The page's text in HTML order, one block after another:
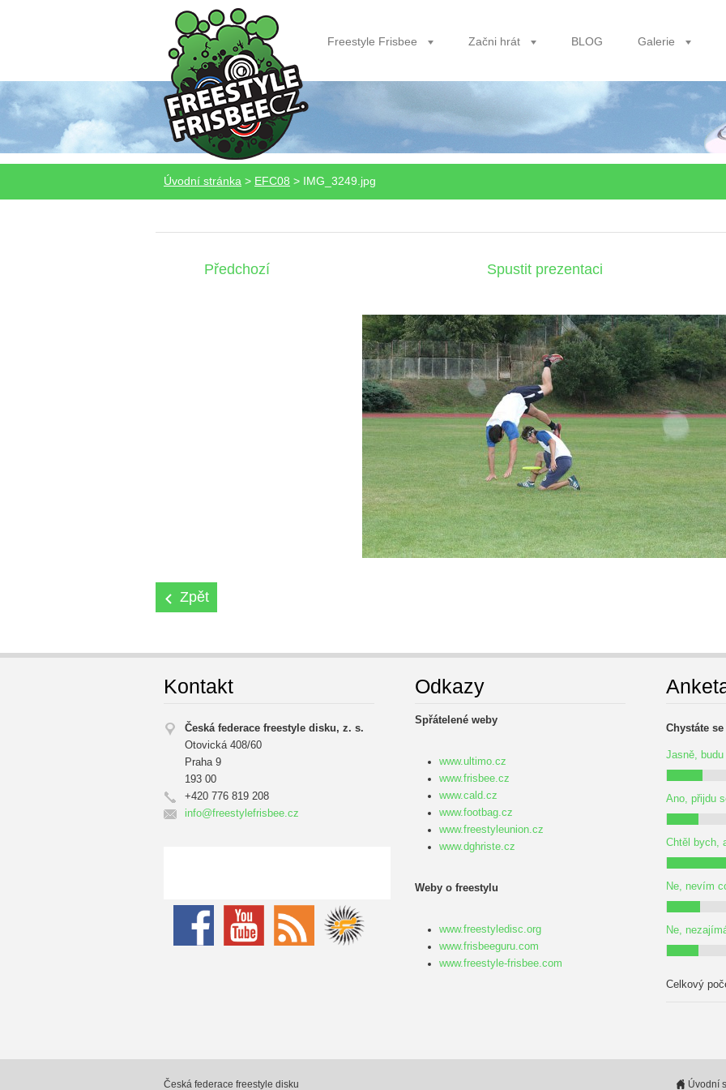
Freestyle Frisbee Začni hrát BLOG Galerie
Úvodní stránka > EFC08 > IMG_3249.jpg
Předchozí Spustit prezentaci
Zpět
Kontakt
Česká federace freestyle disku, z. s.
Otovická 408/60
Praha 9
193 00
+420 776 819 208
info@freestylefrisbee.cz
Odkazy
Spřátelené weby
www.ultimo.cz
www.frisbee.cz
www.cald.cz
www.footbag.cz
www.freestyleunion.cz
www.dghriste.cz
Weby o freestylu
www.freestyledisc.org
www.frisbeeguru.com
www.freestyle-frisbee.com
Chystáte
Jasně,
Ano, přijdu
Chtěl bych,
Ne, nevím
Ne,
Celkový
Česká federace freestyle disku Úvodní